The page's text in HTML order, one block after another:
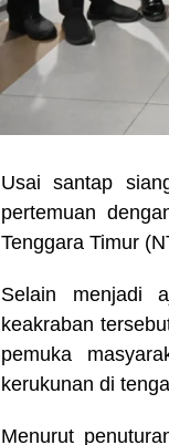
Usai santap
pertemuan
Tenggara Timur
Selain menjadi
keakraban
pemuka
kerukunan di
Menurut